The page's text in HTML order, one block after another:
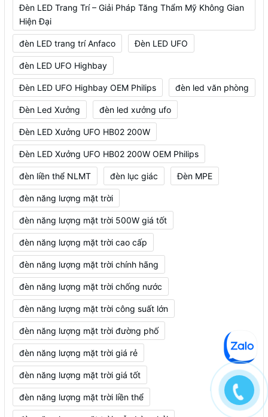
Đèn LED Trang Trí – Giải Pháp Tăng Thẩm Mỹ Không Gian
Hiện Đại
đèn LED trang trí Anfaco Đèn LED UFO
đèn LED UFO Highbay
Đèn LED UFO Highbay OEM Philips đèn led văn phòng
Đèn Led Xưởng đèn led xưởng ufo
Đèn LED Xưởng UFO HB02 200W
Đèn LED Xưởng UFO HB02 200W OEM Philips
đèn liền thể NLMT đèn lục giác Đèn MPE
đèn năng lượng mặt trời
đèn năng lượng mặt trời 500W giá tốt
đèn năng lượng mặt trời cao cấp
đèn năng lượng mặt trời chính hãng
đèn năng lượng mặt trời chống nước
đèn năng lượng mặt trời công suất lớn
đèn năng lượng mặt trời đường phố
đèn năng lượng mặt trời giá rẻ
đèn năng lượng mặt trời giá tốt
đèn năng lượng mặt trời liền thể